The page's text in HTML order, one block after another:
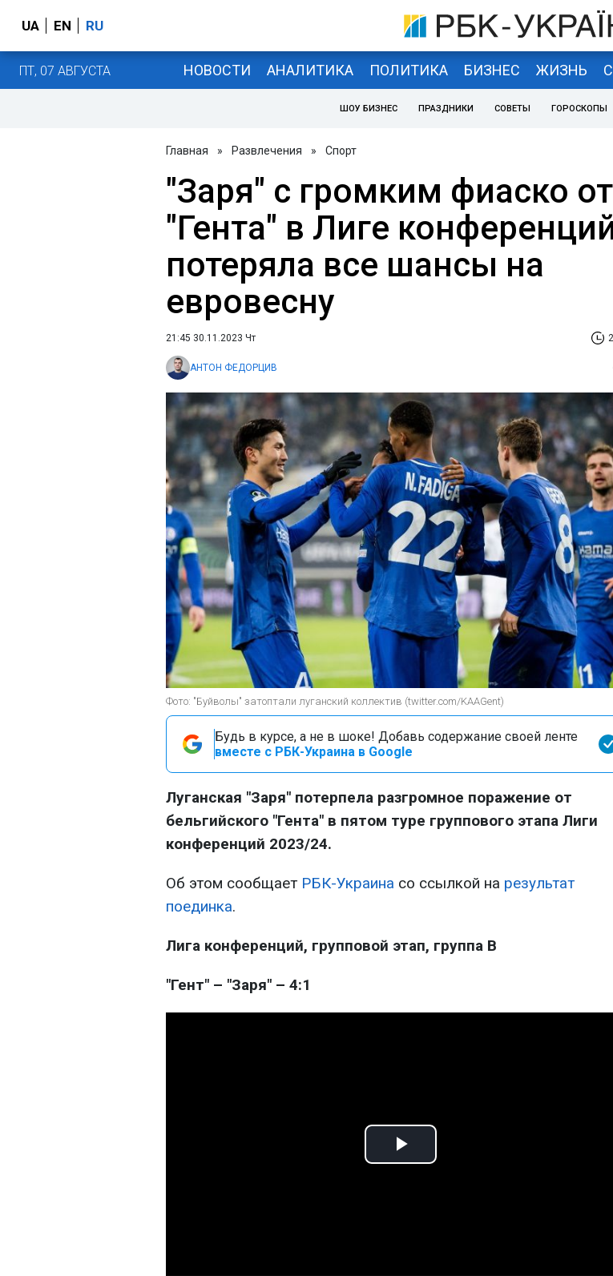
UA EN RU
ПТ, 07 АВГУСТА НОВОСТИ АНАЛИТИКА ПОЛИТИКА БИЗНЕС ЖИЗНЬ
ШОУ БИЗНЕС ПРАЗДНИКИ СОВЕТЫ ГОРОСКОПЫ
Главная » Развлечения » Спорт
"Заря" с громким фиаско от
"Гента" в Лиге
потеряла все шансы на
евровесну
21:45 30.11.2023 Чт
АНТОН ФЕДОРЦИВ
Фото: "Буйволы" затоптали луганский коллектив (twitter.com/KAAGent)
Будь в курсе, а не в шоке! Добавь содержание своей ленте
вместе с РБК-Украина в Google
Луганская "Заря" потерпела разгромное поражение от
бельгийского "Гента" в пятом туре группового этапа Лиги
конференций 2023/24.
Об этом сообщает РБК-Украина со ссылкой на результат
поединка.
Лига конференций, групповой этап, группа B
"Гент" – "Заря" – 4:1
Play